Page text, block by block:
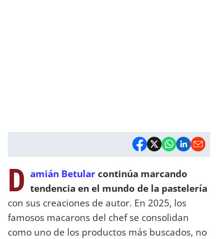
D amián Betular continúa marcando
tendencia en el mundo de la pastelería
con sus creaciones de autor. En 2025, los
famosos macarons del chef se consolidan
como uno de los productos más buscados, no